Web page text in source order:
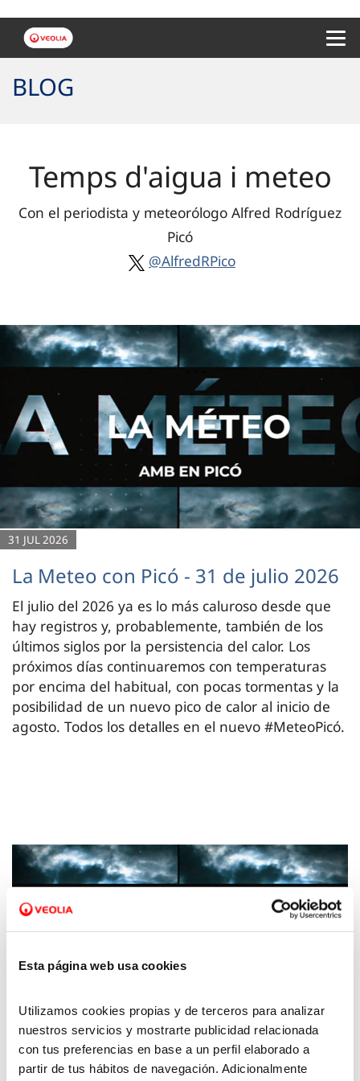
Esta página web usa cookies
Utilizamos cookies propias y de terceros para analizar
nuestros servicios y mostrarte publicidad relacionada
con tus preferencias en base a un perfil elaborado a
partir de tus hábitos de navegación. Adicionalmente
BLOG
Temps d'aigua i meteo
Con el periodista y meteorólogo Alfred Rodríguez
Picó
@AlfredRPico
31 JUL 2026
La Meteo con Picó - 31 de julio 2026
El julio del 2026 ya es lo más caluroso desde que
hay registros y, probablemente, también de los
últimos siglos por la persistencia del calor. Los
próximos días continuaremos con temperaturas
por encima del habitual, con pocas tormentas y la
posibilidad de un nuevo pico de calor al inicio de
agosto. Todos los detalles en el nuevo #MeteoPicó.
26 JUL 2022
La Meteo con Picó – 22 de julio de 2022